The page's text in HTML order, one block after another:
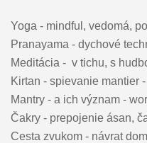
Yoga - mindful, vedomá,
Pranayama - dychové
Meditácia - v tichu, s
Kirtan - spievanie mantier
Mantry - a ich význam -
Čakry - prepojenie ásan,
Cesta zvukom - návrat